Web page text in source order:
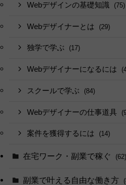
Webデザインの基礎知識 (75)
Webデザイナーとは (29)
独学で学ぶ (17)
Webデザイナーになるには
スクールで学ぶ (84)
Webデザイナーの仕事道具
案件を獲得するには (14)
在宅ワーク・副業で稼ぐ (62)
副業で叶える自由な働き方